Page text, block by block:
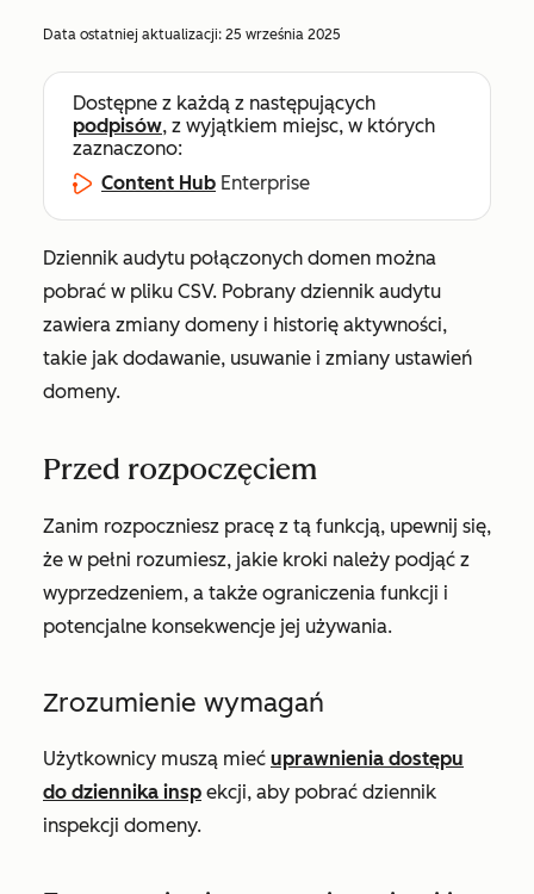
Data ostatniej aktualizacji: 25 września 2025
Dostępne z każdą z następujących
podpisów, z wyjątkiem miejsc, w których
zaznaczono:
Content Hub Enterprise
Dziennik audytu połączonych domen można
pobrać w pliku CSV. Pobrany dziennik audytu
zawiera zmiany domeny i historię aktywności,
takie jak dodawanie, usuwanie i zmiany ustawień
domeny.
Przed rozpoczęciem
Zanim rozpoczniesz pracę z tą funkcją, upewnij się,
że w pełni rozumiesz, jakie kroki należy podjąć z
wyprzedzeniem, a także ograniczenia funkcji i
potencjalne konsekwencje jej używania.
Zrozumienie wymagań
Użytkownicy muszą mieć uprawnienia dostępu
do dziennika insp ekcji, aby pobrać dziennik
inspekcji domeny.